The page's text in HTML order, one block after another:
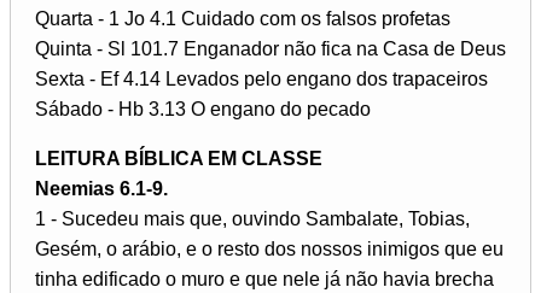
Quarta - 1 Jo 4.1 Cuidado com os falsos profetas
Quinta - Sl 101.7 Enganador não fica na Casa de Deus
Sexta - Ef 4.14 Levados pelo engano dos trapaceiros
Sábado - Hb 3.13 O engano do pecado
LEITURA BÍBLICA EM CLASSE
Neemias 6.1-9.
1 - Sucedeu mais que, ouvindo Sambalate, Tobias,
Gesém, o arábio, e o resto dos nossos inimigos que eu
tinha edificado o muro e que nele já não havia brecha